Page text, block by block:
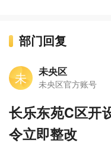
部门回复
未 未央区
未央区官方账号
长乐东苑C区开
令立即整改